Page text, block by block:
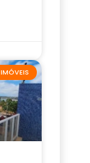
IMÓVEIS